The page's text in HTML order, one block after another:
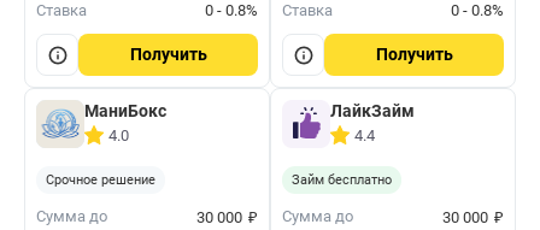
Ставка
0 - 0.8%
Получить
Ставка
0 - 0.8%
Получить
МаниБокс
4.0
Срочное решение
Сумма до 30 000 ₽
ЛайкЗайм
4.4
Займ бесплатно
Сумма до 30 000 ₽